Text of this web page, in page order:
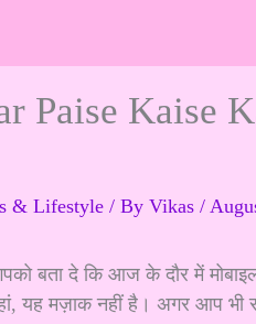
Paise Kaise
& Lifestyle / By Vikas /
बता दे कि आज के दौर में
यह मज़ाक नहीं है। अगर आप भी